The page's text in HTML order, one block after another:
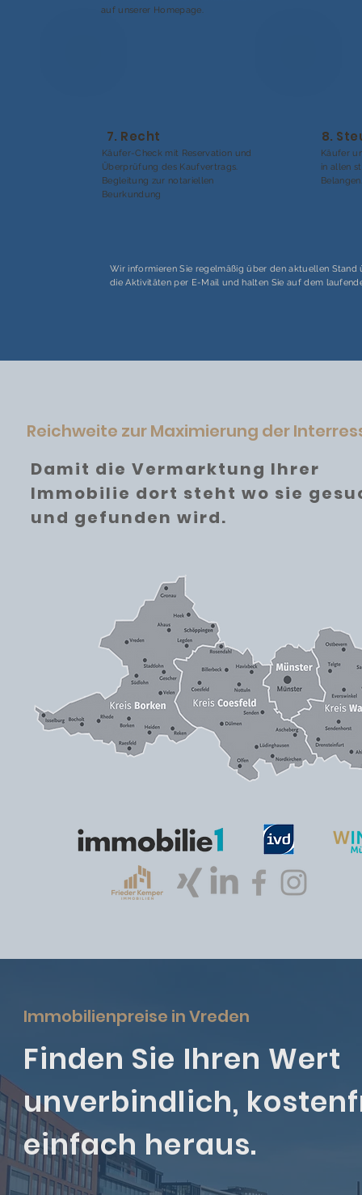
auf unserer Homepage.
7. Recht
Käufer-Check mit Reservation und
Überprüfung des Kaufvertrags.
Begleitung zur notariellen
Beurkundung
8.
Käufer
in allen
Belangen.
Wir informieren Sie regelmäßig über den aktuellen Stand
die Aktivitäten per E-Mail und halten Sie auf dem
Reichweite zur Maximierung der
Damit die Vermarktung Ihrer
Immobilie dort steht wo sie
und gefunden wird.
Immobilienpreise in Vreden
Finden Sie Ihren Wert
unverbindlich,
einfach heraus.